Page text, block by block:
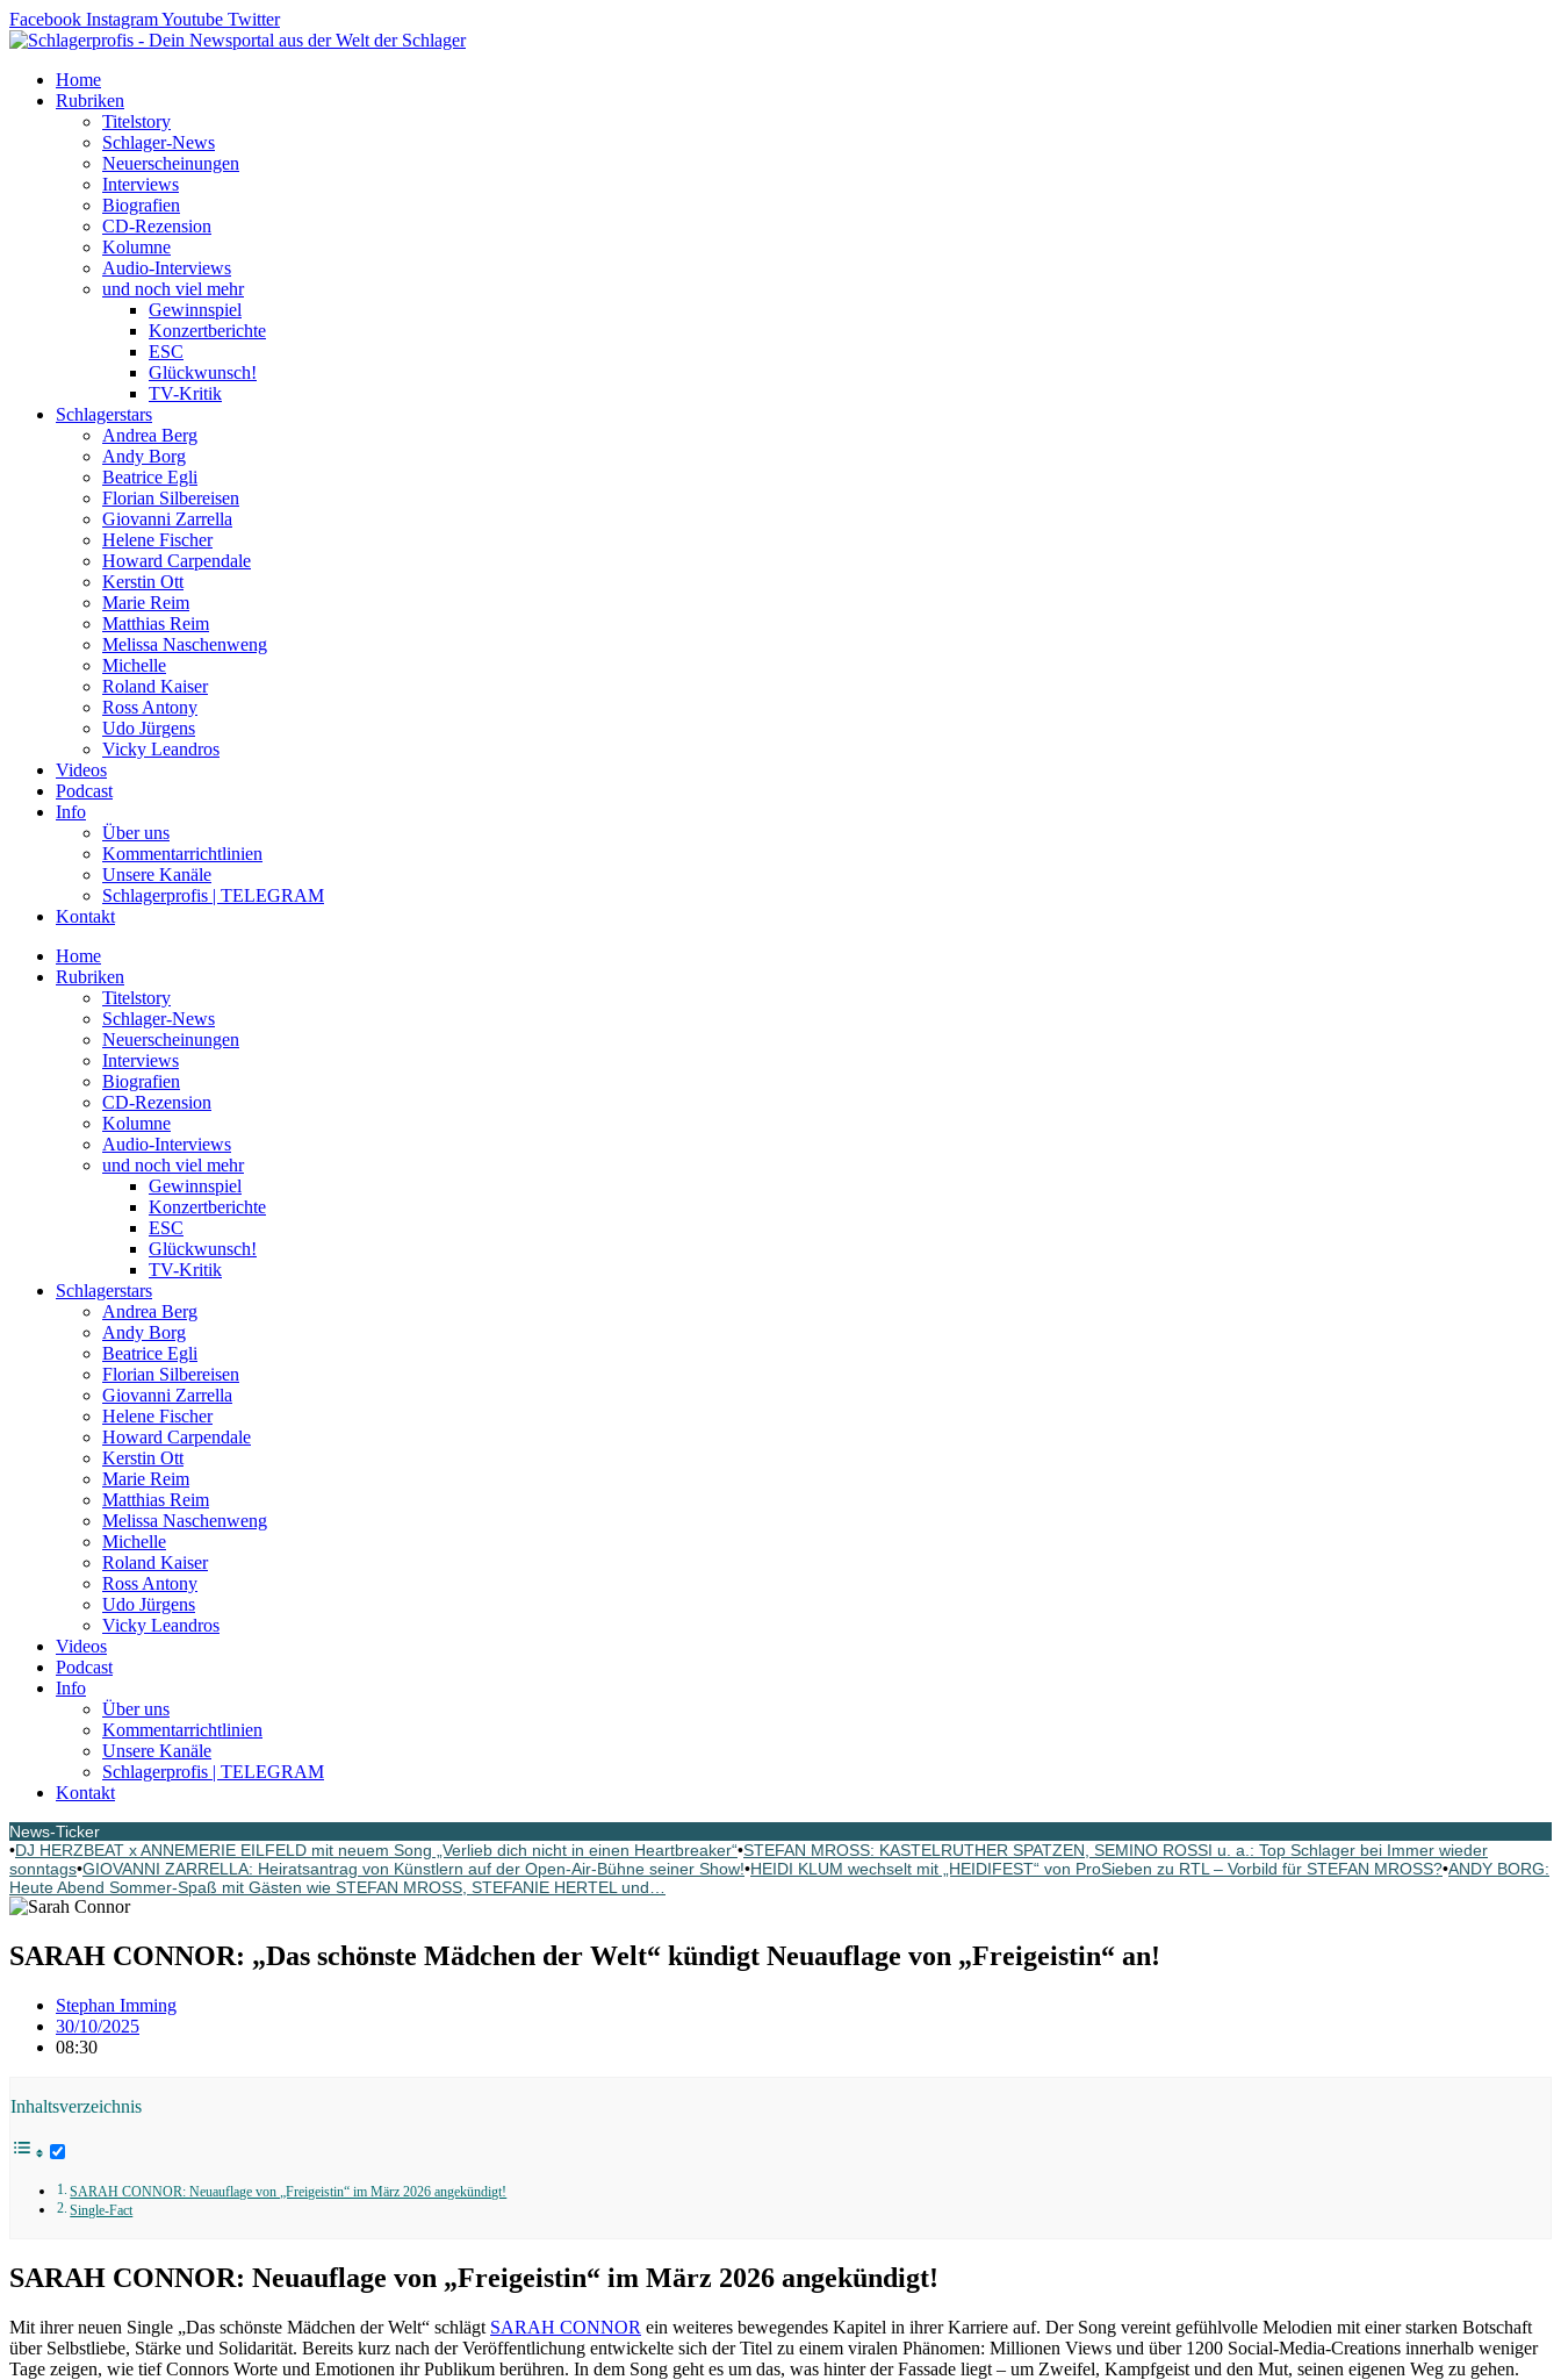
Zum
Inhalt
Facebook InstagramYoutube Twitter
Home
Rubriken
Titelstory
Schlager-News
Neuerscheinungen
Interviews
Biografien
CD-Rezension
Kolumne
Audio-Interviews
und noch viel mehr
Gewinnspiel
Konzertberichte
ESC
Glückwunsch!
TV-Kritik
Schlagerstars
Andrea Berg
Andy Borg
Beatrice Egli
Florian Silbereisen
Giovanni Zarrella
Helene Fischer
Howard Carpendale
Kerstin Ott
Marie Reim
Matthias Reim
Melissa Naschenweng
Michelle
Roland Kaiser
Ross Antony
Udo Jürgens
Vicky Leandros
Videos
Podcast
Info
Über uns
Kommentarrichtlinien
Unsere Kanäle
Schlagerprofis | TELEGRAM
Kontakt
Home
Rubriken
Titelstory
Schlager-News
Neuerscheinungen
Interviews
Biografien
CD-Rezension
Kolumne
Audio-Interviews
und noch viel mehr
Gewinnspiel
Konzertberichte
ESC
Glückwunsch!
TV-Kritik
Schlagerstars
Andrea Berg
Andy Borg
Beatrice Egli
Florian Silbereisen
Giovanni Zarrella
Helene Fischer
Howard Carpendale
Kerstin Ott
Marie Reim
Matthias Reim
Melissa Naschenweng
Michelle
Roland Kaiser
Ross Antony
Udo Jürgens
Vicky Leandros
Videos
Podcast
Info
Über uns
Kommentarrichtlinien
Unsere Kanäle
Schlagerprofis | TELEGRAM
Kontakt
News-Ticker
•DJ HERZBEAT x ANNEMERIE EILFELD mit neuem Song „Verlieb dich nicht in einen Heartbreaker“•STEFAN MROSS: KASTELRUTHER SPATZEN, SEMINO ROSSI u. a.: Top Schlager bei Immer wieder
sonntags•GIOVANNI ZARRELLA: Heiratsantrag von Künstlern auf der Open-Air-Bühne seiner Show!•HEIDI KLUM wechselt mit „HEIDIFEST“ von ProSieben zu RTL – Vorbild für STEFAN MROSS?•ANDY BORG:
Heute Abend Sommer-Spaß mit Gästen wie STEFAN MROSS, STEFANIE HERTEL und…
SARAH CONNOR: „Das schönste Mädchen der Welt“ kündigt Neuauflage von „Freigeistin“ an!
Stephan Imming
30/10/2025
08:30
Inhaltsverzeichnis
SARAH CONNOR: Neuauflage von „Freigeistin“ im März 2026 angekündigt!
Single-Fact
SARAH CONNOR: Neuauflage von „Freigeistin“ im März 2026 angekündigt!
Mit ihrer neuen Single „Das schönste Mädchen der Welt“ schlägt SARAH CONNOR ein weiteres bewegendes Kapitel in ihrer Karriere auf. Der Song vereint gefühlvolle Melodien mit einer starken Botschaft
über Selbstliebe, Stärke und Solidarität. Bereits kurz nach der Veröffentlichung entwickelte sich der Titel zu einem viralen Phänomen: Millionen Views und über 1200 Social-Media-Creations innerhalb weniger
Tage zeigen, wie tief Connors Worte und Emotionen ihr Publikum berühren. In dem Song geht es um das, was hinter der Fassade liegt – um Zweifel, Kampfgeist und den Mut, seinen eigenen Weg zu gehen.